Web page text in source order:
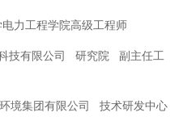
电力工程学院高级工程师
技有限公司 研究院
副主任工
境集团有限公司
技术研发中心